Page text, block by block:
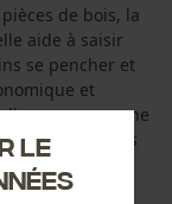
de bois, la
aide à saisir
se pencher et
et
vous avez une
mouillées. Les
le